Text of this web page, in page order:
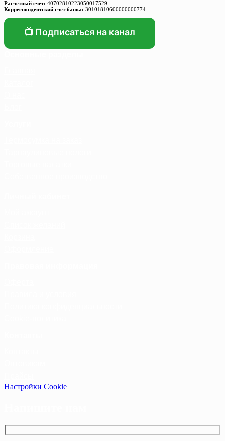
Расчетный счет: 40702810223050017529
Корреспондентский счет банка: 30101810600000000774
📺 Подписаться на канал
Настройки Cookie